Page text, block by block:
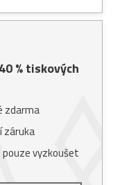
40% tiskových
zdarma
záruka
vyzkoušet